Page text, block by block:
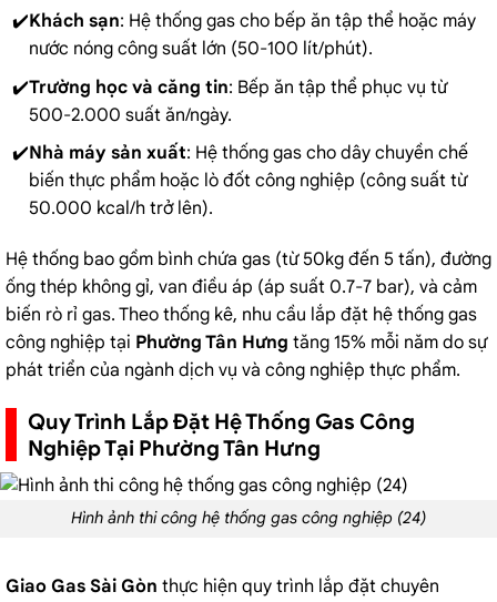
Khách sạn: Hệ thống gas cho bếp ăn tập thể hoặc máy
nước nóng công suất lớn (50-100 lít/phút).
Trường học và căng tin: Bếp ăn tập thể phục vụ từ
500-2.000 suất ăn/ngày.
Nhà máy sản xuất: Hệ thống gas cho dây chuyền chế
biến thực phẩm hoặc lò đốt công nghiệp (công suất từ
50.000 kcal/h trở lên).
Hệ thống bao gồm bình chứa gas (từ 50kg đến 5 tấn), đường
ống thép không gỉ, van điều áp (áp suất 0.7-7 bar), và cảm
biến rò rỉ gas. Theo thống kê, nhu cầu lắp đặt hệ thống gas
công nghiệp tại Phường Tân Hưng tăng 15% mỗi năm do sự
phát triển của ngành dịch vụ và công nghiệp thực phẩm.
Quy Trình Lắp Đặt Hệ Thống Gas Công
Nghiệp Tại Phường Tân Hưng
Hình ảnh thi công hệ thống gas công nghiệp (24)
Giao Gas Sài Gòn thực hiện quy trình lắp đặt chuyên